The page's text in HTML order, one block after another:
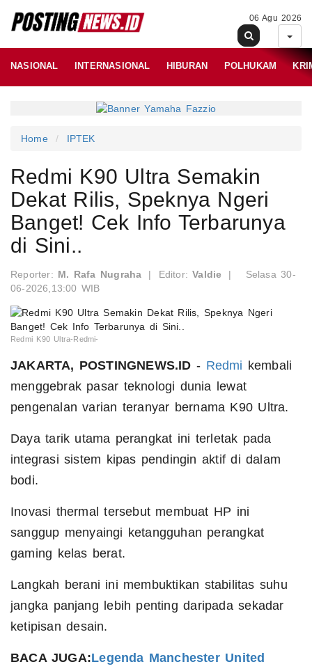
06 Agu 2026
NASIONAL INTERNASIONAL HIBURAN POLHUKAM
Home IPTEK
Redmi K90 Ultra Semakin
Dekat Rilis, Speknya Ngeri
Banget! Cek Info Terbarunya
di Sini..
Reporter: M. Rafa Nugraha | Editor:Valdie |
Selasa 30-
06-2026,13:00 WIB
Redmi K90 Ultra-Redmi-
JAKARTA, POSTINGNEWS.ID - Redmi kembali
menggebrak pasar teknologi dunia lewat
pengenalan varian teranyar bernama K90 Ultra.
Daya tarik utama perangkat ini terletak pada
integrasi sistem kipas pendingin aktif di dalam
bodi.
Inovasi thermal tersebut membuat HP ini
sanggup menyaingi ketangguhan perangkat
gaming kelas berat.
Langkah berani ini membuktikan stabilitas suhu
jangka panjang lebih penting daripada sekadar
ketipisan desain.
BACA JUGA:Legenda Manchester United